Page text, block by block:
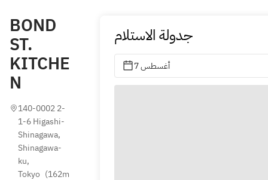
BOND
ST.
KITCHE
N
140-0002 2-
1-6 Higashi-
Shinagawa,
Shinagawa-
ku,
Tokyo (162m
جدولة الاستلام
7 أغسطس